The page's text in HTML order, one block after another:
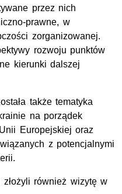
przez nich
prawne, w
zorganizowanej.
rozwoju punktów
kierunki dalszej
także tematyka
na porządek
Europejskiej oraz
z potencjalnymi
również wizytę w